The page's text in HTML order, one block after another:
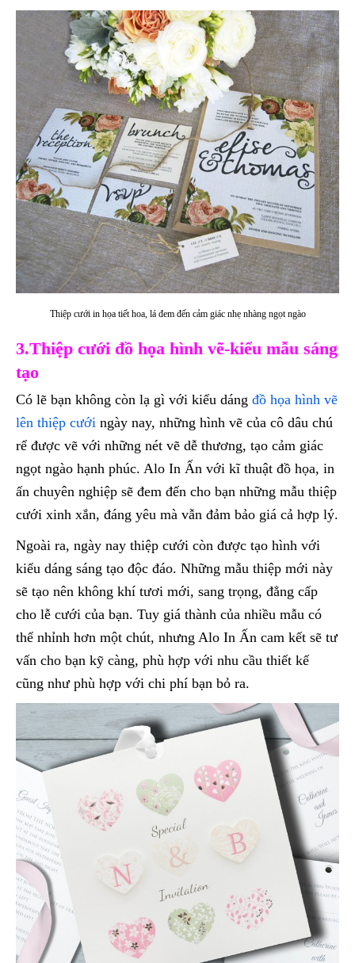
Thiệp cưới in họa tiết hoa, lá đem đến cảm giác nhẹ nhàng ngọt ngào
3.Thiệp cưới đồ họa hình vẽ-kiểu mẫu sáng
tạo
Có lẽ bạn không còn lạ gì với kiểu dáng đồ họa hình vẽ
lên thiệp cưới ngày nay, những hình vẽ của cô dâu chú
rể được vẽ với những nét vẽ dễ thương, tạo cảm giác
ngọt ngào hạnh phúc. Alo In Ấn với kĩ thuật đồ họa, in
ấn chuyên nghiệp sẽ đem đến cho bạn những mẫu thiệp
cưới xinh xắn, đáng yêu mà vẫn đảm bảo giá cả hợp lý.
Ngoài ra, ngày nay thiệp cưới còn được tạo hình với
kiểu dáng sáng tạo độc đáo. Những mẫu thiệp mới này
sẽ tạo nên không khí tươi mới, sang trọng, đẳng cấp
cho lễ cưới của bạn. Tuy giá thành của nhiều mẫu có
thể nhỉnh hơn một chút, nhưng Alo In Ấn cam kết sẽ tư
vấn cho bạn kỹ càng, phù hợp với nhu cầu thiết kế
cũng như phù hợp với chi phí bạn bỏ ra.